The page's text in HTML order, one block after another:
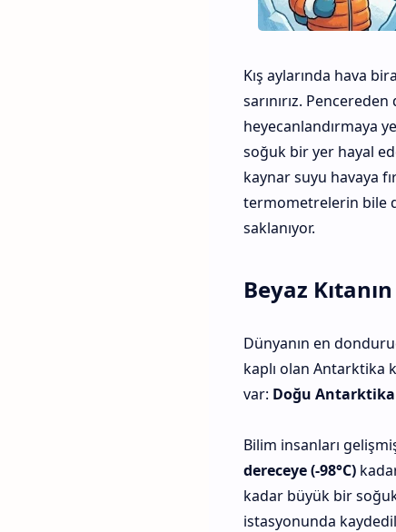
Kış aylarında hava
sarınırız.
heyecanlandırmaya
soğuk bir yer hayal
kaynar suyu havaya
termometrelerin bile
saklanıyor.
Beyaz
Dünyanın en
kaplı olan Antarktika
var: Doğu
Bilim insanları
dereceye (-98°C)
kadar büyük bir
istasyonunda